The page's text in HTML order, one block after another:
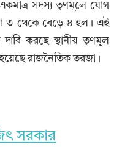
সদস্য তৃণমূলে যোগ
৩ থেকে বেড়ে ৪ হল। এই
করছে স্থানীয় তৃণমূল
রাজনৈতিক তরজা।
সরকার